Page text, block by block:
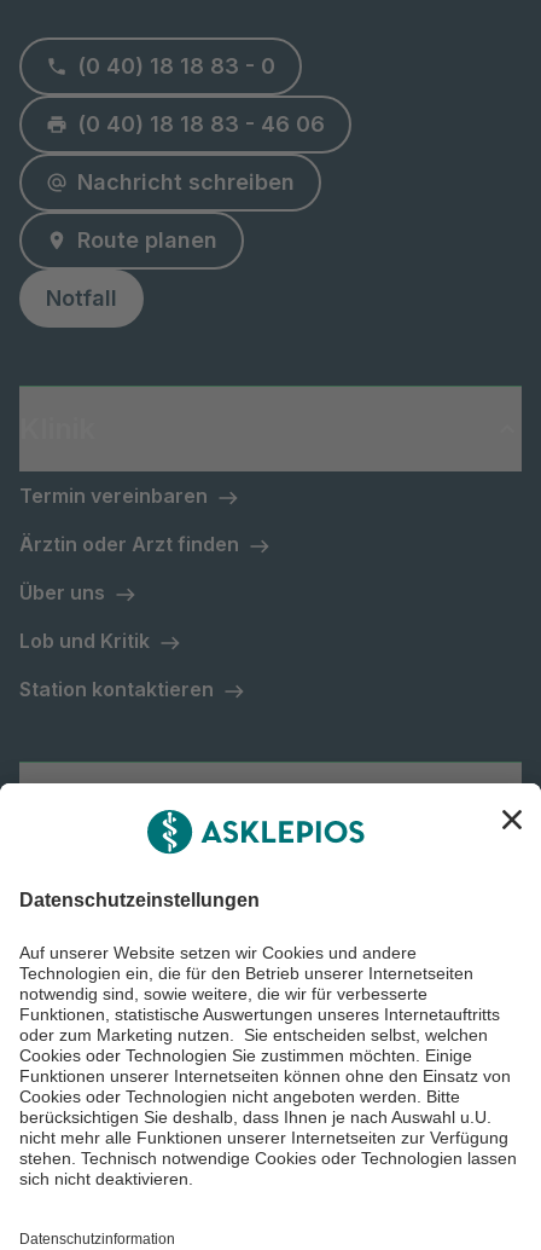
(0 40) 18 18 83 - 0
(0 40) 18 18 83 - 46 06
Nachricht schreiben
Route planen
Notfall
Termin vereinbaren
Ärztin oder Arzt finden
Über uns
Lob und Kritik
Station kontaktieren
Asklepios Gruppe
Impressum